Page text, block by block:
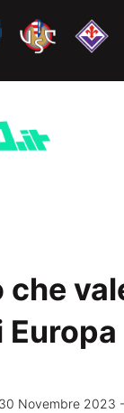
che
30 Novembre 2023